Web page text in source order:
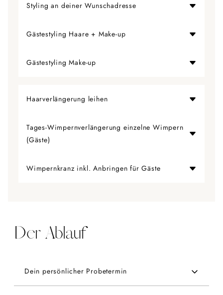
Styling an deiner Wunschadresse
150,00 € (zzgl. 0,70 €/km für Hin- & Rückfahrt ab
Gästestyling Haare + Make-up
150,00 €
Gästestyling Make-up
Haarverlängerung leihen
ab 60,00 € (Kauf auf Anfrage möglich)
Tages-Wimpernverlängerung einzelne Wimpern
(Gäste)
35,00 €
Wimpernkranz inkl. Anbringen für Gäste
Der Ablauf
Dein persönlicher Probetermin